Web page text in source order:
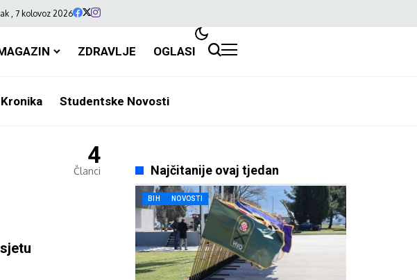
, 7 kolovoz 2026
ZDRAVLJE OGLASI
Studentske Novosti
4
Članci Najčitanije ovaj tjedan
BIH NOVOSTI